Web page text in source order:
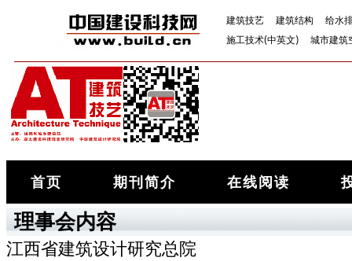
建筑技艺 建筑结构
给水
施工技术(中英文)
城市建筑
首页 期刊简介 在线阅读
理事会内容
江西省建筑设计研究总院